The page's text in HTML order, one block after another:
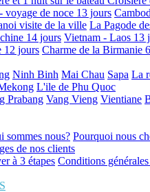
voyage de noce 13 jours
visite de la ville La Pagode
14 jours Vietnam - Laos 13
12 jours Charme de la Birmanie
Ninh Binh Mai Chau Sapa La
L'ile de Phu Quoc
Prabang Vang Vieng Vientiane
sommes nous? Pourquoi nous
de nos clients
à 3 étapes Conditions